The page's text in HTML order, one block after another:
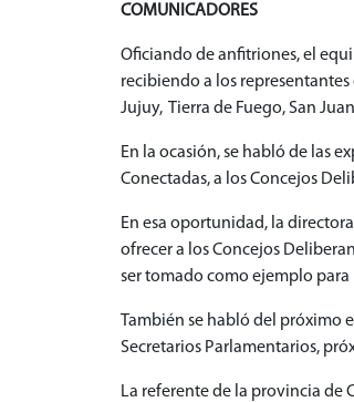
COMUNICADORES
Oficiando de anfitriones, el
recibiendo a los representantes
Jujuy, Tierra de Fuego, San
En la ocasión, se habló de las
Conectadas, a los Concejos
En esa oportunidad, la
ofrecer a los Concejos
ser tomado como ejemplo
También se habló del próximo
Secretarios Parlamentarios,
La referente de la provincia de